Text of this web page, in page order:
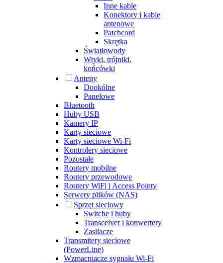
Inne kable
Konektory i kable
antenowe
Patchcord
Skrętka
Światłowody
Wtyki, trójniki,
końcówki
Anteny
Dookólne
Panelowe
Bluetooth
Huby USB
Kamery IP
Karty sieciowe
Karty sieciowe Wi-Fi
Kontrolery sieciowe
Pozostałe
Routery mobilne
Routery przewodowe
Routery WiFi i Access Pointy
Serwery plików (NAS)
Sprzęt sieciowy
Switche i huby
Transceiver i konwertery
Zasilacze
Transmitery sieciowe
(PowerLine)
Wzmacniacze sygnału Wi-Fi